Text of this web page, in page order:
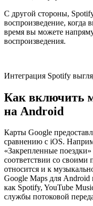
С другой стороны,
воспроизведение, когда
время вы можете
воспроизведения.
Интеграция Spotify
Как включить
на Android
Карты Google
сравнению с iOS.
«Закрепленные
соответствии со своими
относится и к
Google Maps для Android
как Spotify, YouTube
службы потоковой